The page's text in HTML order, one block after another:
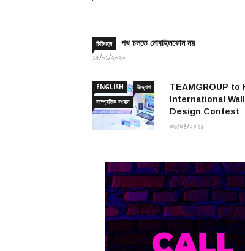
চিঠিপত্র পথ চলতে মোবাইলফোন নয়
১৫/০১/২০২০
ENGLISH
উদ্যোগ
সাম্প্রতিক সংবাদ
TEAMGROUP to
International
Design Contest
০৬/০৪/২০২১